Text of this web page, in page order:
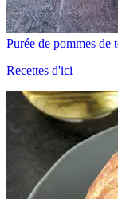
Purée de pommes de
Recettes d'ici